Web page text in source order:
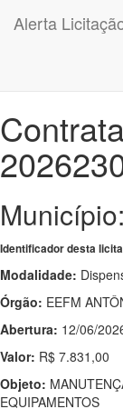
Alerta
Identificador desta
Modalidade:
Órgão: EEFM
Abertura: 12/06/
Valor: R$ 7.831,00
Objeto:
EQUIPAMENTOS